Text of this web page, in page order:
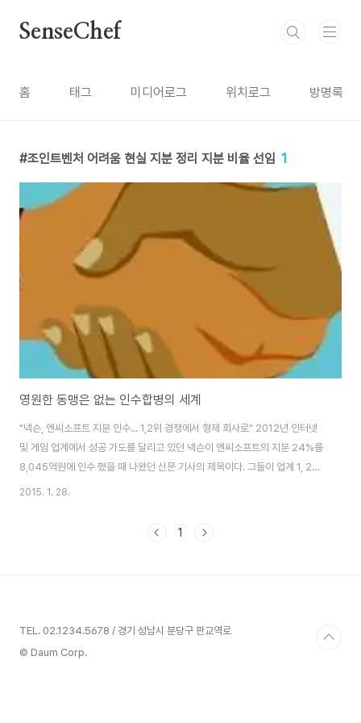
SenseChef
홈 태그 미디어로그 위치로그 방명록
조인트벤처 어려움 현실 지분 정리 지분 비율 선임 1
영원한 동맹은 없는 인수합병의 세계
"넥슨, 엔씨소프트 지분 인수... 1,2위 경쟁에서 형제 회사로" 2012년 인터넷
및 게임 업계에서 성공 가도를 달리고 있던 넥슨이 엔씨소프트의 지분 24%를
8,045억원에 인수 했을 때 나왔던 신문 기사의 제목이다. 그들이 업계 1, 2위
간의 치열한 경쟁 대신 끈끈한 형제애로 뭉칠 것이라는 놀라운 소식이었다(출
치열하게 경쟁하는 관계이기 때문이다. 오히려 1등과 3등, 4등 등 선두와 하위
2015. 1. 28.
1
TEL. 02.1234.5678 / 경기 성남시 분당구 판교역로
© Daum Corp.